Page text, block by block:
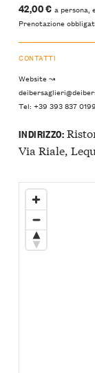
42,00 €a persona,
Prenotazione
CONTATTI
Website ↝
Tel: +39 393 837 0199
INDIRIZZO:
Via Riale,